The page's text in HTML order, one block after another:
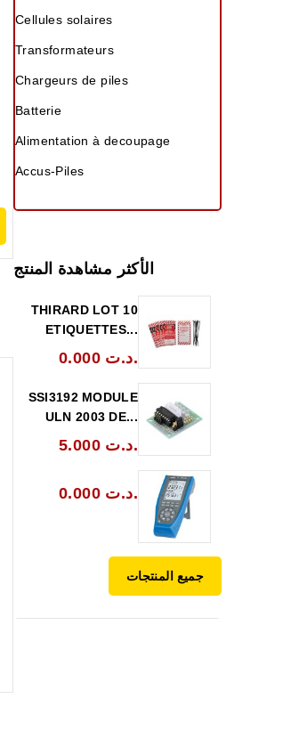
Cellules solaires
Transformateurs
Chargeurs de piles
Batterie
Alimentation à decoupage
Accus-Piles
الأكثر مشاهدة المنتج
THIRARD LOT 10
ETIQUETTES...
0.000 د.ت.
SSI3192 MODULE
ULN 2003 DE...
5.000 د.ت.
0.000 د.ت.
جميع المنتجات